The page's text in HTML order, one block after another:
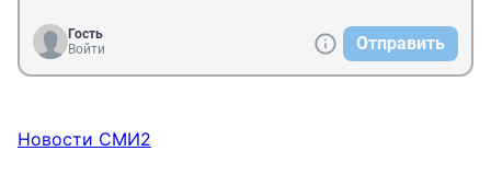
Гость
Войти
Отправить
Новости СМИ2